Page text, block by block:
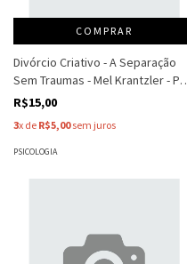
COMPRAR
Divórcio Criativo - A Separação
Sem Traumas - Mel Krantzler - Pat
Krantzler
R$15,00
3x de R$5,00sem juros
PSICOLOGIA